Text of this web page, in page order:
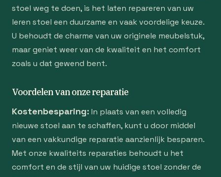
stoel weg te doen, is het laten repareren van uw
leren stoel een duurzame en vaak voordelige keuze.
U behoudt de charme van uw originele meubelstuk,
maar geniet weer van de kwaliteit en het comfort
zoals u dat gewend bent.
Voordelen van onze reparatie
Kostenbesparing: In plaats van een volledig
nieuwe stoel aan te schaffen, kunt u door middel
van een vakkundige reparatie aanzienlijk besparen.
Met onze kwaliteits reparaties behoudt u het
comfort en de stijl van uw huidige stoel zonder de